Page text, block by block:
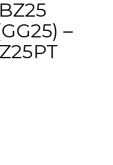
–